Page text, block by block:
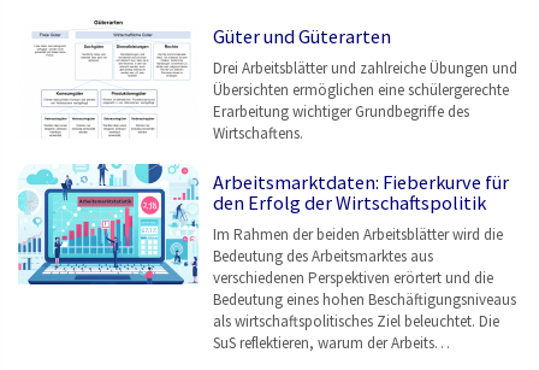
Güter und Güterarten
Drei Arbeitsblätter und zahlreiche Übungen und
Übersichten ermöglichen eine schülergerechte
Erarbeitung wichtiger Grundbegriffe des
Wirtschaftens.
Arbeitsmarktdaten: Fieberkurve für
den Erfolg der Wirtschaftspolitik
Im Rahmen der beiden Arbeitsblätter wird die
Bedeutung des Arbeitsmarktes aus
verschiedenen Perspektiven erörtert und die
Bedeutung eines hohen Beschäftigungsniveaus
als wirtschaftspolitisches Ziel beleuchtet. Die
SuS reflektieren, warum der Arbeits…